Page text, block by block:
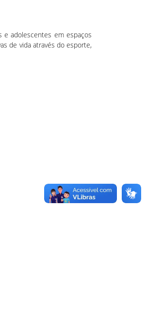
e adolescentes em espaços
de vida através do esporte,